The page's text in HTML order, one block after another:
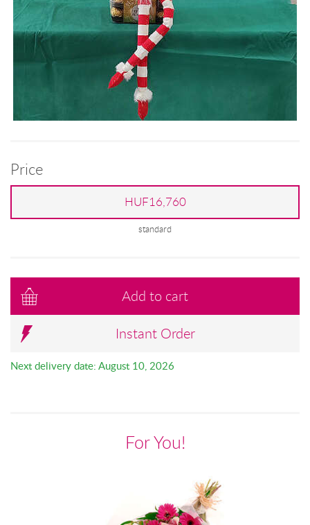
Price
HUF16,760
standard
Add to cart
Instant Order
Next delivery date: August 10, 2026
For You!